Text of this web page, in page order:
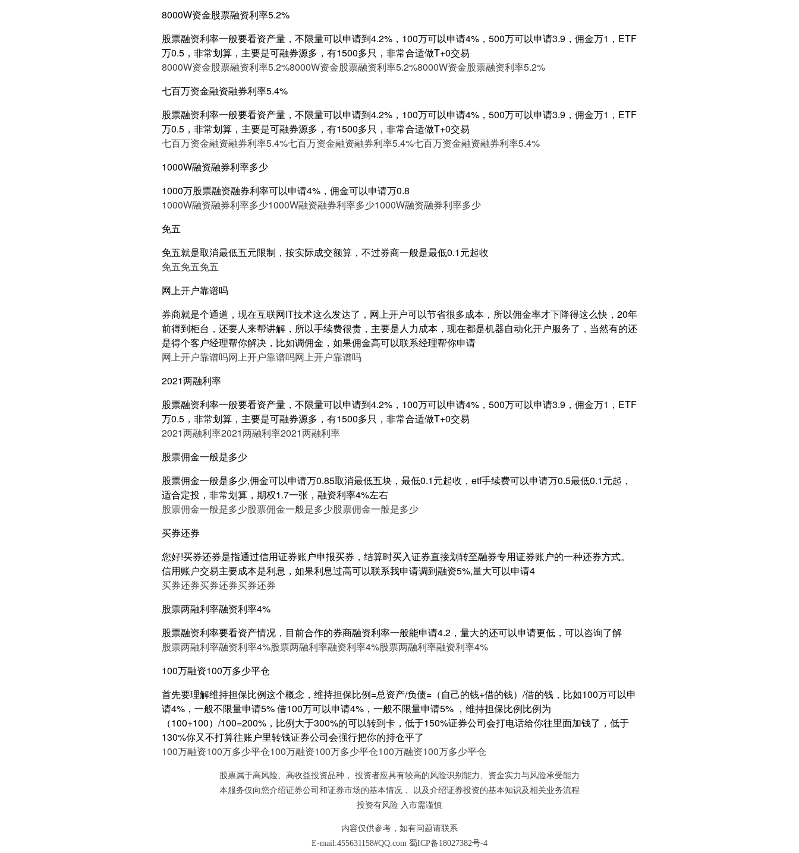
8000W资金股票融资利率5.2%
股票融资利率一般要看资产量，不限量可以申请到4.2%，100万可以申请4%，500万可以申请3.9，佣金万1，ETF
万0.5，非常划算，主要是可融券源多，有1500多只，非常合适做T+0交易
8000W资金股票融资利率5.2%8000W资金股票融资利率5.2%8000W资金股票融资利率5.2%
七百万资金融资融券利率5.4%
股票融资利率一般要看资产量，不限量可以申请到4.2%，100万可以申请4%，500万可以申请3.9，佣金万1，ETF
万0.5，非常划算，主要是可融券源多，有1500多只，非常合适做T+0交易
七百万资金融资融券利率5.4%七百万资金融资融券利率5.4%七百万资金融资融券利率5.4%
1000W融资融券利率多少
1000万股票融资融券利率可以申请4%，佣金可以申请万0.8
1000W融资融券利率多少1000W融资融券利率多少1000W融资融券利率多少
免五
免五就是取消最低五元限制，按实际成交额算，不过券商一般是最低0.1元起收
免五免五免五
网上开户靠谱吗
券商就是个通道，现在互联网IT技术这么发达了，网上开户可以节省很多成本，所以佣金率才下降得这么快，20年
前得到柜台，还要人来帮讲解，所以手续费很贵，主要是人力成本，现在都是机器自动化开户服务了，当然有的还
是得个客户经理帮你解决，比如调佣金，如果佣金高可以联系经理帮你申请
网上开户靠谱吗网上开户靠谱吗网上开户靠谱吗
2021两融利率
股票融资利率一般要看资产量，不限量可以申请到4.2%，100万可以申请4%，500万可以申请3.9，佣金万1，ETF
万0.5，非常划算，主要是可融券源多，有1500多只，非常合适做T+0交易
2021两融利率2021两融利率2021两融利率
股票佣金一般是多少
股票佣金一般是多少,佣金可以申请万0.85取消最低五块，最低0.1元起收，etf手续费可以申请万0.5最低0.1元起，
适合定投，非常划算，期权1.7一张，融资利率4%左右
股票佣金一般是多少股票佣金一般是多少股票佣金一般是多少
买券还券
您好!买券还券是指通过信用证券账户申报买券，结算时买入证券直接划转至融券专用证券账户的一种还券方式。
信用账户交易主要成本是利息，如果利息过高可以联系我申请调到融资5%,量大可以申请4
买券还券买券还券买券还券
股票两融利率融资利率4%
股票融资利率要看资产情况，目前合作的券商融资利率一般能申请4.2，量大的还可以申请更低，可以咨询了解
股票两融利率融资利率4%股票两融利率融资利率4%股票两融利率融资利率4%
100万融资100万多少平仓
首先要理解维持担保比例这个概念，维持担保比例=总资产/负债=（自己的钱+借的钱）/借的钱，比如100万可以申
请4%，一般不限量申请5% 借100万可以申请4%，一般不限量申请5% ，维持担保比例比例为
（100+100）/100=200%，比例大于300%的可以转到卡，低于150%证券公司会打电话给你往里面加钱了，低于
130%你又不打算往账户里转钱证券公司会强行把你的持仓平了
100万融资100万多少平仓100万融资100万多少平仓100万融资100万多少平仓
股票属于高风险、高收益投资品种， 投资者应具有较高的风险识别能力、资金实力与风险承受能力
本服务仅向您介绍证券公司和证券市场的基本情况， 以及介绍证券投资的基本知识及相关业务流程
投资有风险 入市需谨慎
内容仅供参考，如有问题请联系
E-mail:455631158#QQ.com 蜀ICP备18027382号-4